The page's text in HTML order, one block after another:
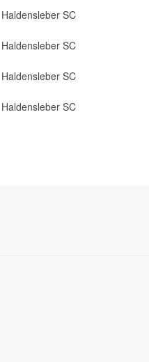
Haldensleber SC
Haldensleber SC
Haldensleber SC
Haldensleber SC